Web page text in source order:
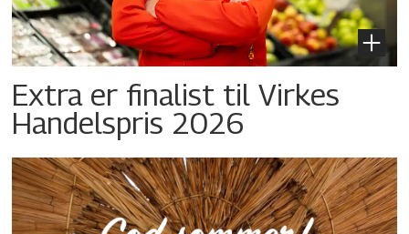
Extra er finalist til Virkes
Handelspris 2026